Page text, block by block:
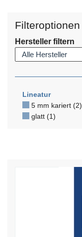
Filteroptionen
Hersteller filtern
Lineatur
5 mm kariert (2)
glatt (1)